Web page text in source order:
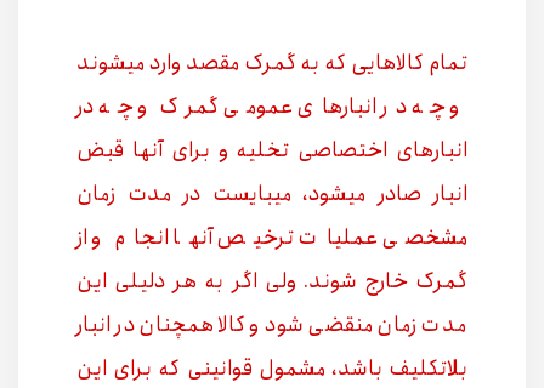
تمام کالاهایی که به گمرک مقصد وارد میشوند
و چه در انبارهای عمومی گمرک و چه در
انبارهای اختصاصی تخلیه و برای آنها قبض
انبار صادر میشود، میبایست در مدت زمان
مشخصی عملیات ترخیص آنها انجام و از
گمرک خارج شوند. ولی اگر به هر دلیلی این
مدت زمان منقضی شود و کالا همچنان در انبار
بلاتکلیف باشد، مشمول قوانینی که برای این